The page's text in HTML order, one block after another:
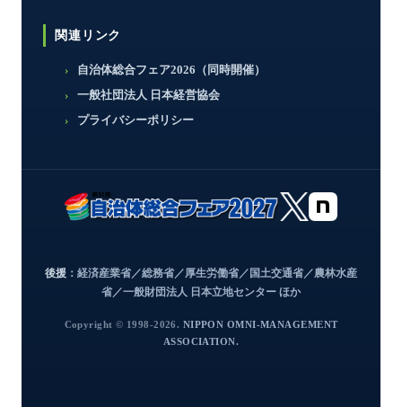
関連リンク
自治体総合フェア2026（同時開催）
一般社団法人 日本経営協会
プライバシーポリシー
後援 ：経済産業省／総務省／厚生労働省／国土交通省／農林水産
省／一般財団法人 日本立地センター ほか
Copyright © 1998-2026. NIPPON OMNI-MANAGEMENT
ASSOCIATION.